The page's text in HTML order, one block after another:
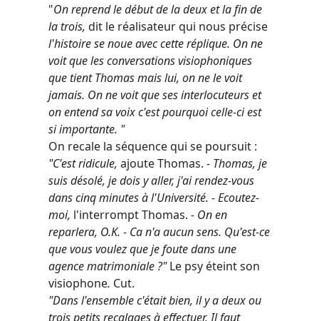
"On reprend le début de la deux et la fin de
la trois, dit le réalisateur qui nous précise
l'histoire se noue avec cette réplique. On ne
voit que les conversations visiophoniques
que tient Thomas mais lui, on ne le voit
jamais. On ne voit que ses interlocuteurs et
on entend sa voix c'est pourquoi celle-ci est
si importante. "
On recale la séquence qui se poursuit :
"C'est ridicule, ajoute Thomas. - Thomas, je
suis désolé, je dois y aller, j'ai rendez-vous
dans cinq minutes à l'Université. - Ecoutez-
moi, l'interrompt Thomas. - On en
reparlera, O.K. - Ca n'a aucun sens. Qu'est-ce
que vous voulez que je foute dans une
agence matrimoniale ?"Le psy éteint son
visiophone. Cut.
"Dans l'ensemble c'était bien, il y a deux ou
trois petits recalages à effectuer. Il faut